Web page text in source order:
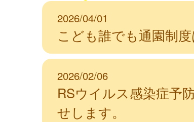
2026/04/01
こども誰でも通園制
2026/02/06
RSウイルス感染症予
せします。